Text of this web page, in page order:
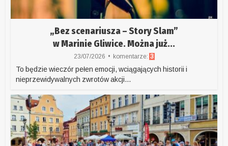
„Bez scenariusza – Story Slam”
w Marinie Gliwice. Można już...
23/07/2026 komentarze: 3
To będzie wieczór pełen emocji, wciągających historii i
nieprzewidywalnych zwrotów akcji...